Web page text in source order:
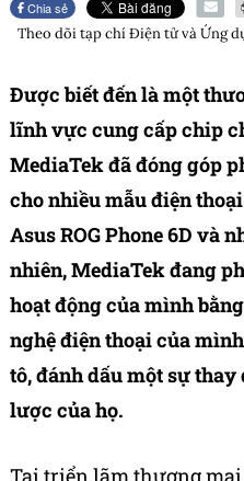
Chia sẻ
Theo dõi tạp chíĐiện tử và Ứng
Được biết đến là một
lĩnh vực cung cấp chip
MediaTek đã đóng góp
cho nhiều mẫu điện
Asus ROG Phone 6D và
nhiên, MediaTek đang
hoạt động của mình
nghệ điện thoại của
tô, đánh dấu một sự
lược của họ.